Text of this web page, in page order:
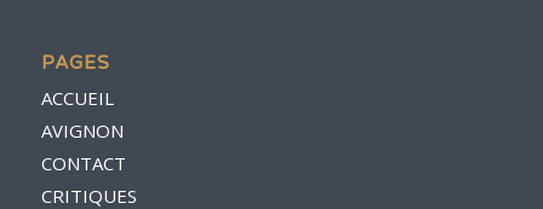
PAGES
ACCUEIL
AVIGNON
CONTACT
CRITIQUES